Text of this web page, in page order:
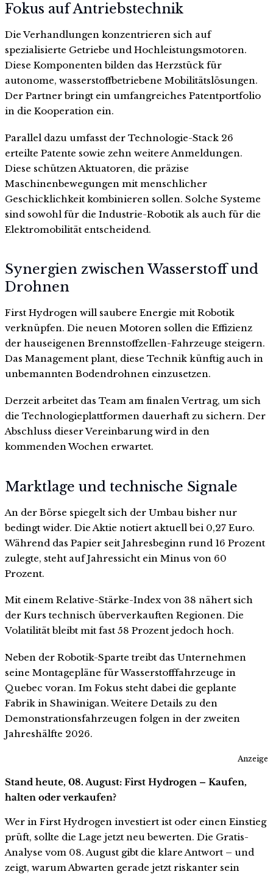
Fokus auf Antriebstechnik
Die Verhandlungen konzentrieren sich auf
spezialisierte Getriebe und Hochleistungsmotoren.
Diese Komponenten bilden das Herzstück für
autonome, wasserstoffbetriebene Mobilitätslösungen.
Der Partner bringt ein umfangreiches Patentportfolio
in die Kooperation ein.
Parallel dazu umfasst der Technologie-Stack 26
erteilte Patente sowie zehn weitere Anmeldungen.
Diese schützen Aktuatoren, die präzise
Maschinenbewegungen mit menschlicher
Geschicklichkeit kombinieren sollen. Solche Systeme
sind sowohl für die Industrie-Robotik als auch für die
Elektromobilität entscheidend.
Synergien zwischen Wasserstoff und
Drohnen
First Hydrogen will saubere Energie mit Robotik
verknüpfen. Die neuen Motoren sollen die Effizienz
der hauseigenen Brennstoffzellen-Fahrzeuge steigern.
Das Management plant, diese Technik künftig auch in
unbemannten Bodendrohnen einzusetzen.
Derzeit arbeitet das Team am finalen Vertrag, um sich
die Technologieplattformen dauerhaft zu sichern. Der
Abschluss dieser Vereinbarung wird in den
kommenden Wochen erwartet.
Marktlage und technische Signale
An der Börse spiegelt sich der Umbau bisher nur
bedingt wider. Die Aktie notiert aktuell bei 0,27 Euro.
Während das Papier seit Jahresbeginn rund 16 Prozent
zulegte, steht auf Jahressicht ein Minus von 60
Prozent.
Mit einem Relative-Stärke-Index von 38 nähert sich
der Kurs technisch überverkauften Regionen. Die
Volatilität bleibt mit fast 58 Prozent jedoch hoch.
Neben der Robotik-Sparte treibt das Unternehmen
seine Montagepläne für Wasserstofffahrzeuge in
Quebec voran. Im Fokus steht dabei die geplante
Fabrik in Shawinigan. Weitere Details zu den
Demonstrationsfahrzeugen folgen in der zweiten
Jahreshälfte 2026.
Anzeige
Stand heute, 08. August: First Hydrogen – Kaufen,
halten oder verkaufen?
Wer in First Hydrogen investiert ist oder einen Einstieg
prüft, sollte die Lage jetzt neu bewerten. Die Gratis-
Analyse vom 08. August gibt die klare Antwort – und
zeigt, warum Abwarten gerade jetzt riskanter sein